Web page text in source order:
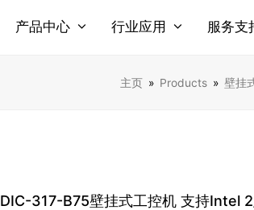
产品中心 行业应用 服务支
主页 » Products » 壁挂
DIC-317-B75壁挂式工控机 支持Intel